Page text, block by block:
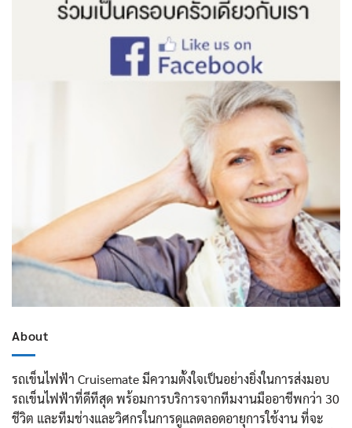
About
รถเข็นไฟฟ้า Cruisemate มีความตั้งใจเป็นอย่างยิ่งในการส่งมอบ
รถเข็นไฟฟ้าที่ดีทีสุด พร้อมการบริการจากทีมงานมืออาชีพกว่า 30
ชีวิต และทีมช่างและวิศกรในการดูแลตลอดอายุการใช้งาน ที่จะ